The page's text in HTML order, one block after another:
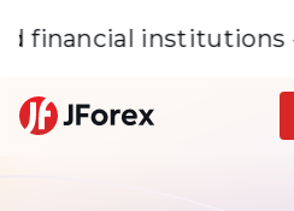
institutions -